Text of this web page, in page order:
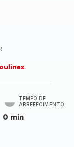
TEMPO DE
ARREFECIMENTO
0 min